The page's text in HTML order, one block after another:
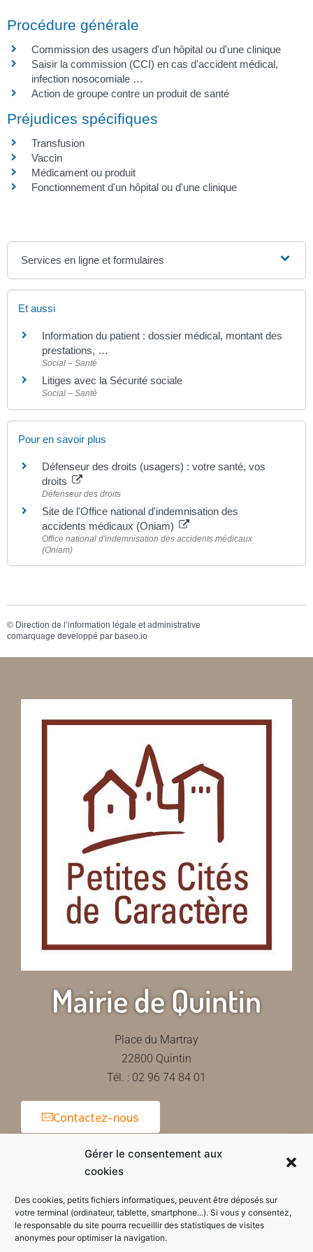
Gérer le consentement aux
cookies
Des cookies, petits fichiers informatiques, peuvent être déposés sur
votre terminal (ordinateur, tablette, smartphone...). Si vous y consentez,
le responsable du site pourra recueillir des statistiques de visites
anonymes pour optimiser la navigation.
Procédure générale
Commission des usagers d'un hôpital ou d'une clinique
Saisir la commission (CCI) en cas d'accident médical,
infection nosocomiale …
Action de groupe contre un produit de santé
Préjudices spécifiques
Transfusion
Vaccin
Médicament ou produit
Fonctionnement d'un hôpital ou d'une clinique
Services en ligne et formulaires
Et aussi
Information du patient : dossier médical, montant des
prestations, …
Social – Santé
Litiges avec la Sécurité sociale
Social – Santé
Pour en savoir plus
Défenseur des droits (usagers) : votre santé, vos
droits
Défenseur des droits
Site de l'Office national d'indemnisation des
accidents médicaux (Oniam)
Office national d'indemnisation des accidents médicaux
(Oniam)
© Direction de l’information légale et administrative
comarquage developpé par baseo.io
Mairie de Quintin
Place du Martray
22800 Quintin
Tél. : 02 96 74 84 01
Contactez-nous
Horaires d'ouverture de la mairie